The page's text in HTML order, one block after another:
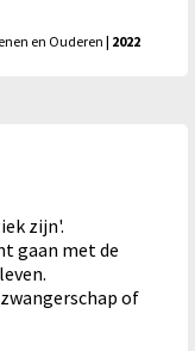
en Ouderen | 2022
zijn'.
gaan met de
of